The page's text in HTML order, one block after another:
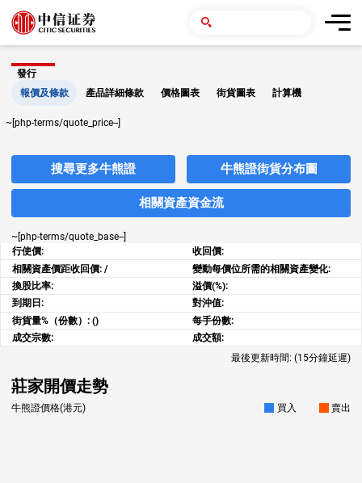
發行
報價及條款
產品詳細條款 價格圖表 街貨圖表 計算機
~[php-terms/quote_price--]
搜尋更多牛熊證 牛熊證街貨分布圖
相關資產資金流
~[php-terms/quote_base--]
行使價:
收回價:
相關資產價距收回價: /
變動每價位所需的相關資產變化:
換股比率:
溢價(%):
到期日:
對沖值:
街貨量%（份數）: ()
每手份數:
成交宗數:
成交額:
最後更新時間: (15分鐘延遲)
莊家開價走勢
牛熊證價格(港元) 買入 賣出